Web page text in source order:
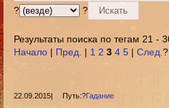
? ?
Результаты поиска по тегам 21 -
Начало | Пред. | 1 2 3 4 5 | След.
22.09.2015| Путь:?Гадание